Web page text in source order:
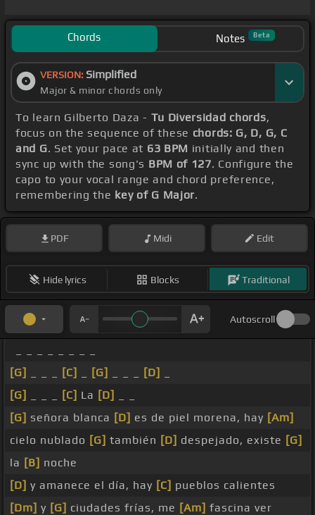
Chords Notes Beta
VERSION: Simplified
Major & minor chords only
To learn Gilberto Daza - Tu Diversidad chords,
focus on the sequence of these chords: G, D, G, C
and G. Set your pace at 63 BPM initially and then
sync up with the song's BPM of 127. Configure the
capo to your vocal range and chord preference,
remembering the key of G Major.
PDF Midi Edit
Hide lyrics Blocks Traditional
Autoscroll
[G]
[C] [G] [D]
[G]
[C] La [D]
[G] señora blanca [D] es de piel morena, hay [Am]
cielo nublado [G] también [D] despejado, existe [G]
la [B] noche
[D] y amanece el día, hay [C] pueblos calientes
[Dm] y [G] ciudades frías, me [Am] fascina ver